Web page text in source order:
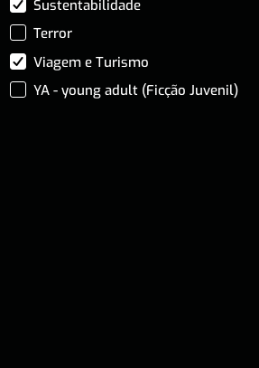
Sustentabilidade
Terror
Viagem e Turismo
YA - young adult (Ficção Juvenil)